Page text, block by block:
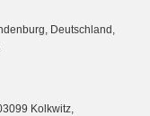
Deutschland,
Kolkwitz,